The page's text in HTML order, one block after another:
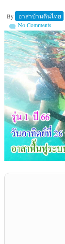
By อาสาบ้านดินไทย
No Comments